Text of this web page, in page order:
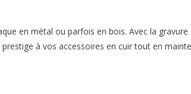
en métal ou parfois en bois. Avec la gravure
à vos accessoires en cuir tout en